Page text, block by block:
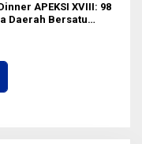
APEKSI XVIII: 98
Daerah Bersatu